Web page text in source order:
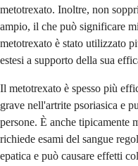
metotrexato. Inoltre, non
ampio, il che può significare
metotrexato è stato utilizzato
estesi a supporto della sua
Il metotrexato è spesso più
grave nell'artrite psoriasica e
persone. È anche tipicamente
richiede esami del sangue
epatica e può causare effetti